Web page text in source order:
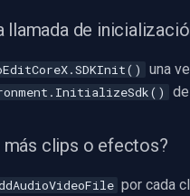
llamada de
una
más clips o efectos?
por cada